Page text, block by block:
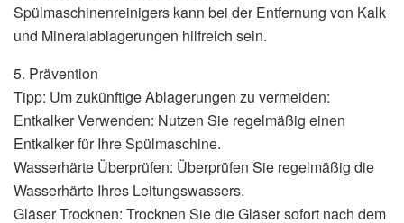
Spülmaschinenreinigers kann bei der Entfernung von Kalk
und Mineralablagerungen hilfreich sein.
5. Prävention
Tipp: Um zukünftige Ablagerungen zu vermeiden:
Entkalker Verwenden: Nutzen Sie regelmäßig einen
Entkalker für Ihre Spülmaschine.
Wasserhärte Überprüfen: Überprüfen Sie regelmäßig die
Wasserhärte Ihres Leitungswassers.
Gläser Trocknen: Trocknen Sie die Gläser sofort nach dem